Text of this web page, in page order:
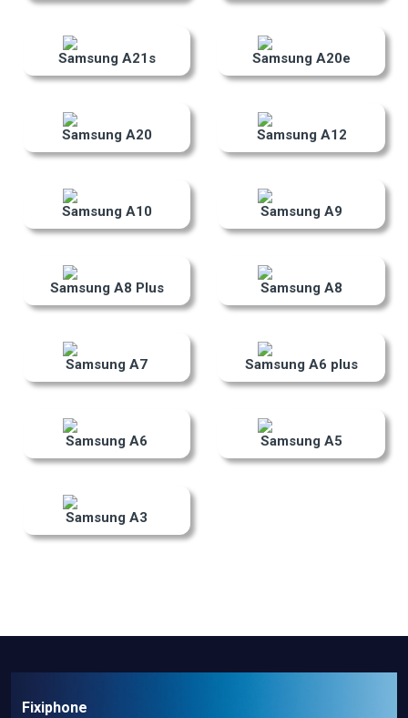
Samsung A21s Samsung A20e
Samsung A20 Samsung A12
Samsung A10 Samsung A9
Samsung A8 Plus Samsung A8
Samsung A7 Samsung A6 plus
Samsung A6 Samsung A5
Samsung A3
Fixiphone